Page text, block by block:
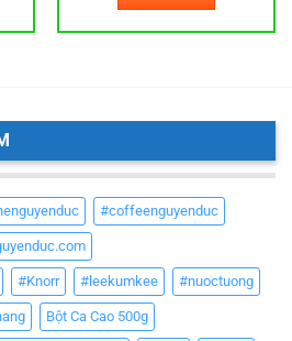
#coffeenguyenduc
#Knorr #leekumkee #nuoctuong
Bột Ca Cao 500g